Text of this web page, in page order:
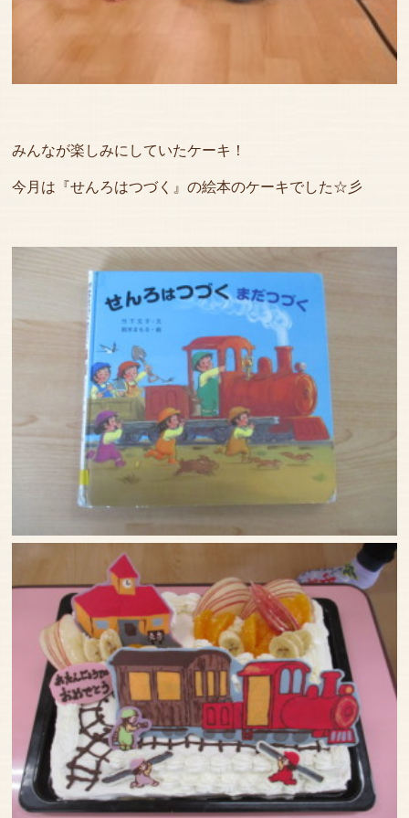
みんなが楽しみにしていたケーキ！
今月は『せんろはつづく』の絵本のケーキでした☆彡